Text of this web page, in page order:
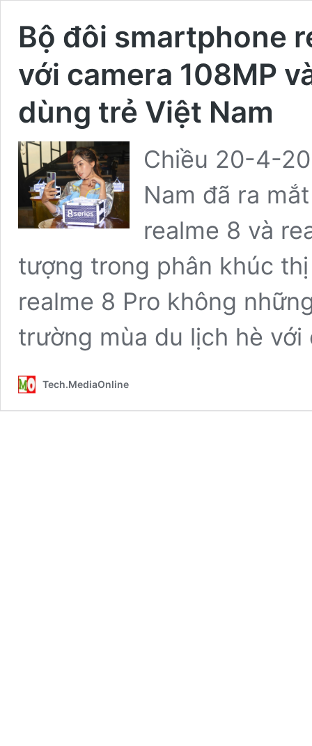
Bộ đôi smartphone
với camera 108MP
dùng trẻ Việt Nam
Chiều 20-4-
Nam đã ra
realme 8 và
tượng trong phân khúc
realme 8 Pro không
trường mùa du lịch hè
Tech.MediaOnline